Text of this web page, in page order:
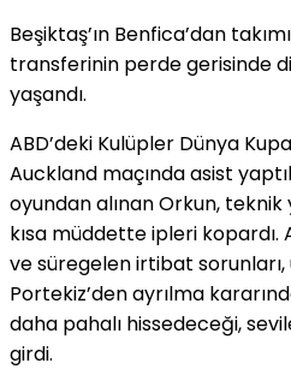
Beşiktaş’ın Benfica’dan
transferinin perde gerisinde
yaşandı.
ABD’deki Kulüpler Dünya
Auckland maçında asist
oyundan alınan Orkun,
kısa müddette ipleri kopardı.
ve süregelen irtibat
Portekiz’den ayrılma
daha pahalı hissedeceği,
girdi.